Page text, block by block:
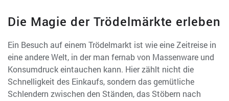
Die Magie der Trödelmärkte erleben
Ein Besuch auf einem Trödelmarkt ist wie eine Zeitreise in
eine andere Welt, in der man fernab von Massenware und
Konsumdruck eintauchen kann. Hier zählt nicht die
Schnelligkeit des Einkaufs, sondern das gemütliche
Schlendern zwischen den Ständen, das Stöbern nach